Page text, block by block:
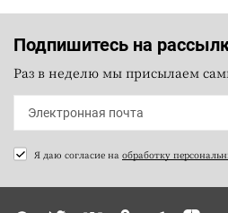
Подпишитесь на
Раз в неделю мы присылаем
Я даю согласие на обработку